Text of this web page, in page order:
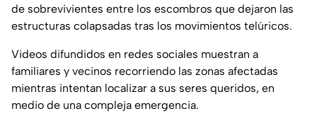
de sobrevivientes entre los escombros que dejaron las
estructuras colapsadas tras los movimientos telúricos.
Videos difundidos en redes sociales muestran a
familiares y vecinos recorriendo las zonas afectadas
mientras intentan localizar a sus seres queridos, en
medio de una compleja emergencia.